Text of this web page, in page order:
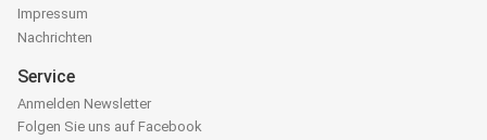
Impressum
Nachrichten
Service
Anmelden Newsletter
Folgen Sie uns auf Facebook